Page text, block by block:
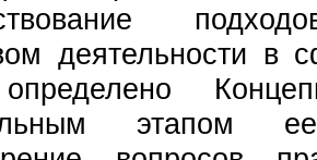
деятельности в
этапом